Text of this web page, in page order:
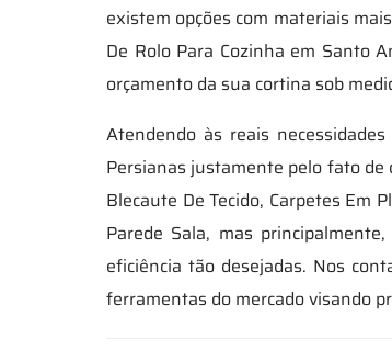
existem opções com materiais
De Rolo Para Cozinha em Santo
orçamento da sua cortina sob
Atendendo às reais
Persianas justamente pelo fato de
Blecaute De Tecido, Carpetes Em
Parede Sala, mas
eficiência tão desejadas. Nos
ferramentas do mercado visando